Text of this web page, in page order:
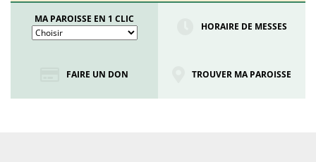
MA PAROISSE EN 1 CLIC
HORAIRE DE MESSES
FAIRE UN DON TROUVER MA PAROISSE